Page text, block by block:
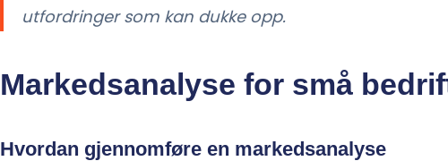
utfordringer som kan dukke opp.
Markedsanalyse for små
Hvordan gjennomføre en markedsanalyse